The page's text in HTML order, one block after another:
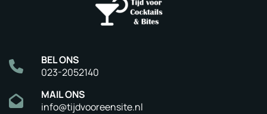
BEL ONS
023-2052140
MAIL ONS
info@tijdvooreensite.nl